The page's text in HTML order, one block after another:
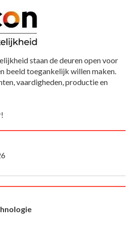
staan de deuren open voor
beeld toegankelijk willen maken.
vaardigheden, productie en